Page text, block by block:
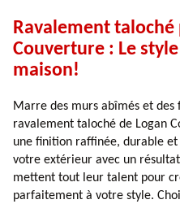
Ravalement taloché
Couverture : Le
maison!
Marre des murs abîmés et des
ravalement taloché de Logan
une finition raffinée, durable
votre extérieur avec un
mettent tout leur talent pour
parfaitement à votre style.